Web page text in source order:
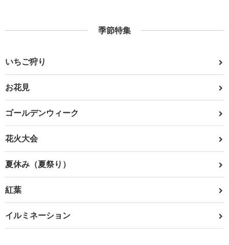
季節特集
いちご狩り
お花見
ゴールデンウィーク
花火大会
夏休み（夏祭り）
紅葉
イルミネーション